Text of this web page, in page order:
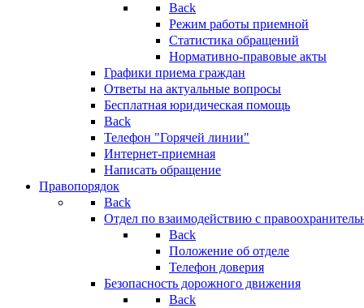
Back
Режим работы приемной
Статистика обращений
Нормативно-правовые акты
Графики приема граждан
Ответы на актуальные вопросы
Бесплатная юридическая помощь
Back
Телефон "Горячей линии"
Интернет-приемная
Написать обращение
Правопорядок
Back
Отдел по взаимодействию с
Back
Положение об отделе
Телефон доверия
Безопасность дорожного движения
Back